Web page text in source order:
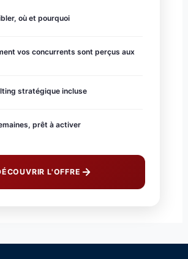
où et pourquoi
vos concurrents sont perçus aux
stratégique incluse
prêt à activer
L'OFFRE